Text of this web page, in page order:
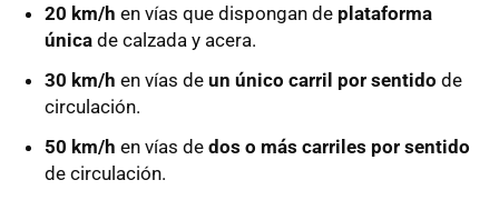
20 km/h en vías que dispongan de plataforma
única de calzada y acera.
30 km/h en vías de un único carril por sentido de
circulación.
50 km/h en vías de dos o más carriles por sentido
de circulación.